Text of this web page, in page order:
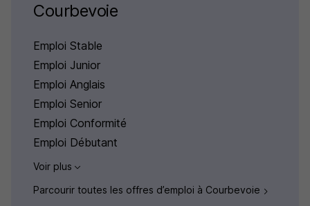
Courbevoie
Emploi Stable
Emploi Junior
Emploi Anglais
Emploi Senior
Emploi Conformité
Emploi Débutant
Voir plus
Parcourir toutes les offres d’emploi à Courbevoie